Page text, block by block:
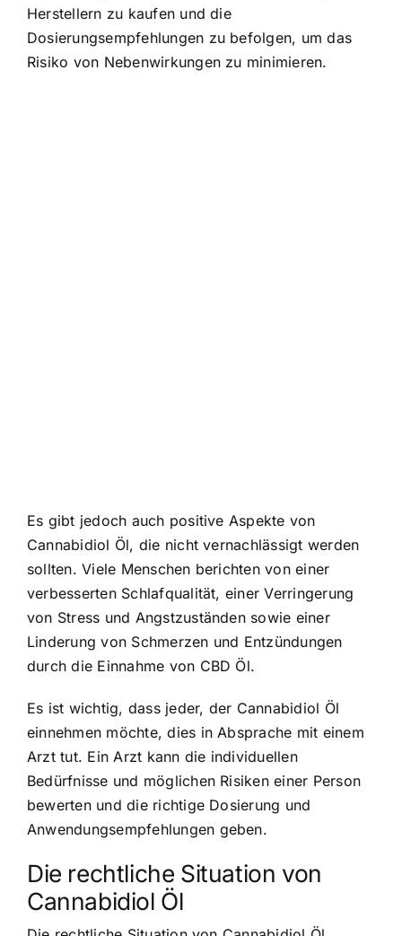
Herstellern zu kaufen und die
Dosierungsempfehlungen zu befolgen, um das
Risiko von Nebenwirkungen zu minimieren.
Es gibt jedoch auch positive Aspekte von
Cannabidiol Öl, die nicht vernachlässigt werden
sollten. Viele Menschen berichten von einer
verbesserten Schlafqualität, einer Verringerung
von Stress und Angstzuständen sowie einer
Linderung von Schmerzen und Entzündungen
durch die Einnahme von CBD Öl.
Es ist wichtig, dass jeder, der Cannabidiol Öl
einnehmen möchte, dies in Absprache mit einem
Arzt tut. Ein Arzt kann die individuellen
Bedürfnisse und möglichen Risiken einer Person
bewerten und die richtige Dosierung und
Anwendungsempfehlungen geben.
Die rechtliche Situation von
Cannabidiol Öl